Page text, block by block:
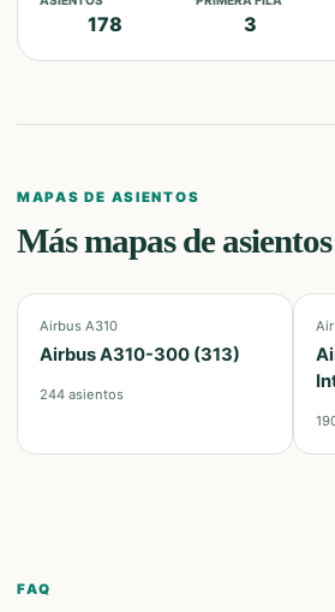
178 3
MAPAS DE ASIENTOS
Más mapas de asientos
Airbus A310
Airbus A310-300 (313)
244 asientos
FAQ